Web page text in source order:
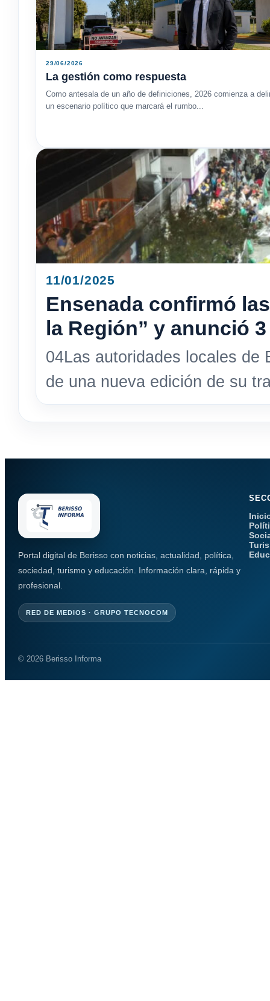
29/06/2026
La gestión como respuesta
Como antesala de un año de definiciones, 2026 comienza a
un escenario político que marcará el rumbo...
11/01/2025
Ensenada confirmó
la Región” y anunció
04Las autoridades locales de
de una nueva edición de su
Portal digital de Berisso con noticias, actualidad, política,
sociedad, turismo y educación. Información clara, rápida y
profesional.
RED DE MEDIOS · GRUPO TECNOCOM
© 2026 Berisso Informa